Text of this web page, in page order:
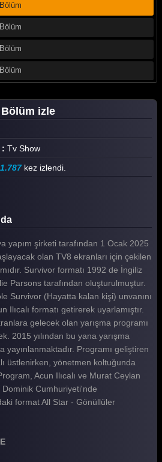
izle
: Tv Show
1.787kez izlendi.
yapım şirketi tarafından 1 Ocak 2025
olan TV8 ekranları için çekilen
Survivor formatı 1992 de İngiliz
Parsons tarafından oluşturulmuştur.
Survivor (Hayatta kalan kişi) unvanını
Ilıcalı formatı getirerek uyarlamıştır.
gelecek olan yarışma programı
2015 yılından bu yana yarışma
yayınlanmaktadır. Programı geliştiren
üstlenirken, yönetmen koltuğunda
Acun Ilıcalı ve Murat Ceylan
Cumhuriyeti'nde
format All Star - Gönüllüler